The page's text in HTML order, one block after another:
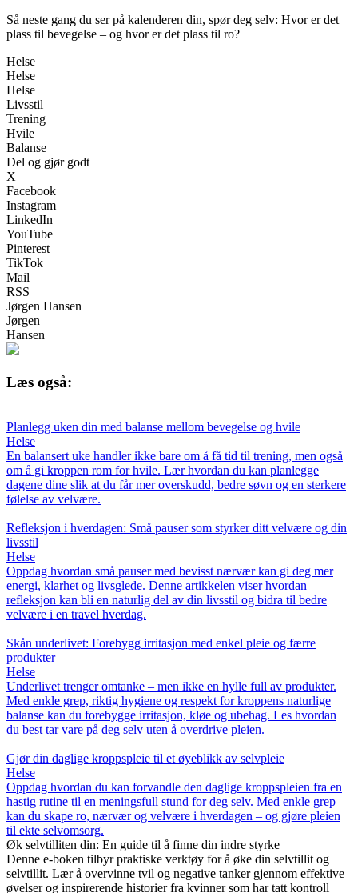
Så neste gang du ser på kalenderen din, spør deg selv: Hvor er det
plass til bevegelse – og hvor er det plass til ro?
Helse
Helse
Helse
Livsstil
Trening
Hvile
Balanse
Del og gjør godt
X
Facebook
Instagram
LinkedIn
YouTube
Pinterest
TikTok
Mail
RSS
Jørgen Hansen
Jørgen
Hansen
Læs også:
Planlegg uken din med balanse mellom bevegelse og hvile
Helse
En balansert uke handler ikke bare om å få tid til trening, men også
om å gi kroppen rom for hvile. Lær hvordan du kan planlegge
dagene dine slik at du får mer overskudd, bedre søvn og en sterkere
følelse av velvære.
Refleksjon i hverdagen: Små pauser som styrker ditt velvære og din
livsstil
Helse
Oppdag hvordan små pauser med bevisst nærvær kan gi deg mer
energi, klarhet og livsglede. Denne artikkelen viser hvordan
refleksjon kan bli en naturlig del av din livsstil og bidra til bedre
velvære i en travel hverdag.
Skån underlivet: Forebygg irritasjon med enkel pleie og færre
produkter
Helse
Underlivet trenger omtanke – men ikke en hylle full av produkter.
Med enkle grep, riktig hygiene og respekt for kroppens naturlige
balanse kan du forebygge irritasjon, kløe og ubehag. Les hvordan
du best tar vare på deg selv uten å overdrive pleien.
Gjør din daglige kroppspleie til et øyeblikk av selvpleie
Helse
Oppdag hvordan du kan forvandle den daglige kroppspleien fra en
hastig rutine til en meningsfull stund for deg selv. Med enkle grep
kan du skape ro, nærvær og velvære i hverdagen – og gjøre pleien
til ekte selvomsorg.
Øk selvtilliten din: En guide til å finne din indre styrke
Denne e-boken tilbyr praktiske verktøy for å øke din selvtillit og
selvtillit. Lær å overvinne tvil og negative tanker gjennom effektive
øvelser og inspirerende historier fra kvinner som har tatt kontroll